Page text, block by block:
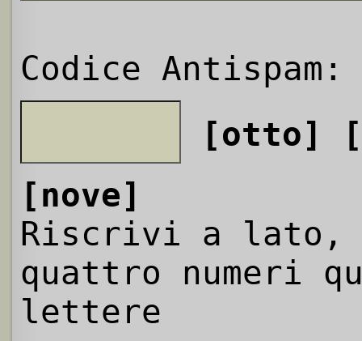
Codice Antispam:
[otto]
[nove]
Riscrivi a
quattro numeri
lettere